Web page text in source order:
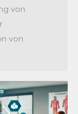
von
von